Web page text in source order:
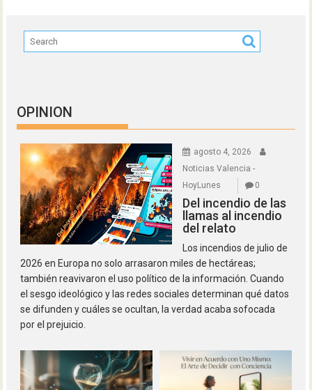
OPINION
agosto 4, 2026
Noticias Valencia -
HoyLunes
0
Del incendio de las
llamas al incendio
del relato
Los incendios de julio de
2026 en Europa no solo arrasaron miles de hectáreas;
también reavivaron el uso político de la información. Cuando
el sesgo ideológico y las redes sociales determinan qué datos
se difunden y cuáles se ocultan, la verdad acaba sofocada
por el prejuicio.